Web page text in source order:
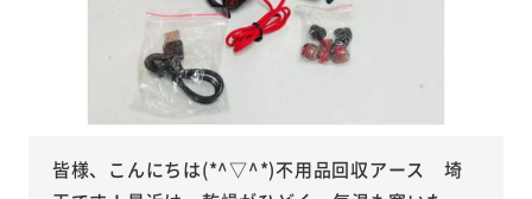
皆様、こんにちは(*^▽^*)不用品回収アース 埼